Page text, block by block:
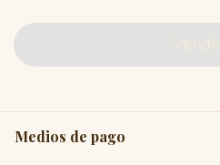
Medios de pago